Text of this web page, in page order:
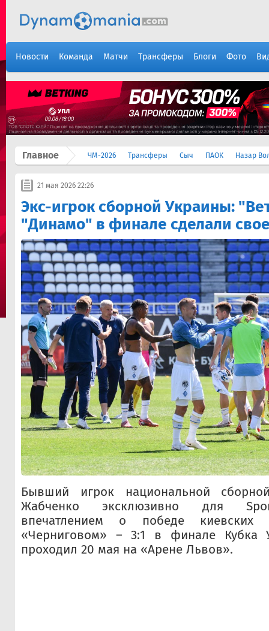
Новости Команда Матчи Трансферы Блоги Фото
Главное ЧМ-2026 Трансферы Сыч ПАОК Назар
21 мая 2026 22:26
Экс-игрок сборной Украины:
"Динамо" в финале сделали
Бывший игрок национальной
Жабченко эксклюзивно для
впечатлением о победе киевских
«Черниговом» – 3:1 в финале Кубка
проходил 20 мая на «Арене Львов».